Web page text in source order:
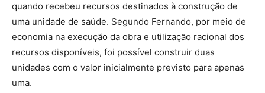
quando recebeu recursos destinados à construção de
uma unidade de saúde. Segundo Fernando, por meio de
economia na execução da obra e utilização racional dos
recursos disponíveis, foi possível construir duas
unidades com o valor inicialmente previsto para apenas
uma.